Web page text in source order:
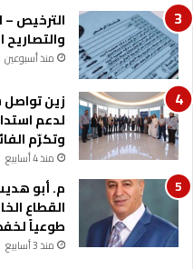
أ
و
ل
ل
ع
ا
م
2
0
2
6
و
ت
الترخيص –
والتصاريح
منذ أسبوعين
زين
لدعم
وتكرّم
منذ 4 أسابيع
م. أبو
القطاع
طوعياً
منذ 3 أسابيع